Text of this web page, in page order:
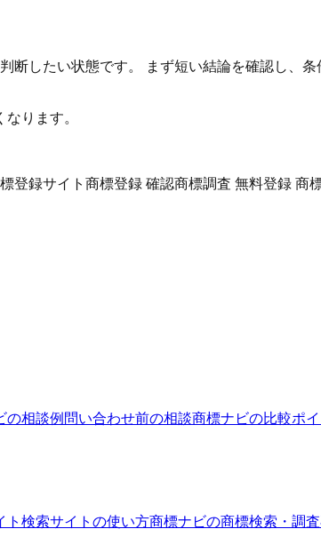
断したい状態です。 まず短い結論を確認し、
ります。
登録サイト 商標登録 確認商標調査 無料登録 商
の相談例 問い合わせ前の相談商標ナビの比較ポイ
ト 検索サイトの使い方商標ナビの商標検索・調査